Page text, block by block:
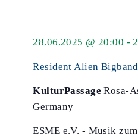
Resident Alien
28.06.2025 @ 20:00 -
KulturPassageRosa-
Germany
ESME e.V. - Musik